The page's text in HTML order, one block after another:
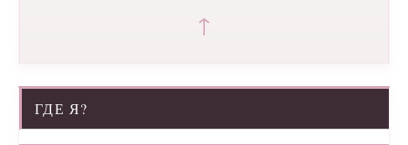
↑
ГДЕ Я?